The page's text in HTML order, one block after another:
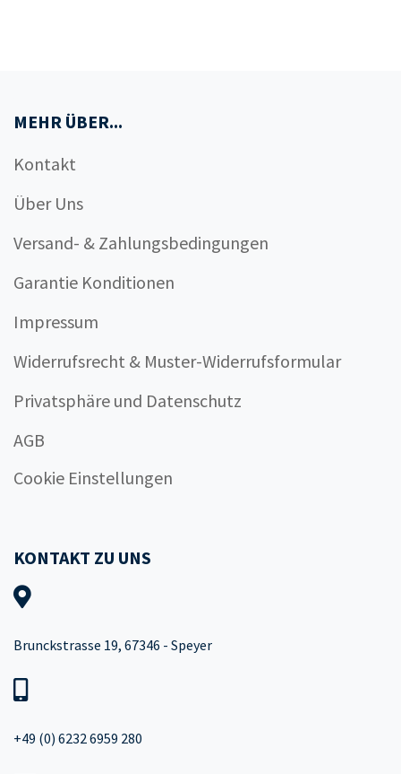
MEHR ÜBER...
Kontakt
Über Uns
Versand- & Zahlungsbedingungen
Garantie Konditionen
Impressum
Widerrufsrecht & Muster-Widerrufsformular
Privatsphäre und Datenschutz
AGB
Cookie Einstellungen
KONTAKT ZU UNS
Brunckstrasse 19, 67346 - Speyer
+49 (0) 6232 6959 280